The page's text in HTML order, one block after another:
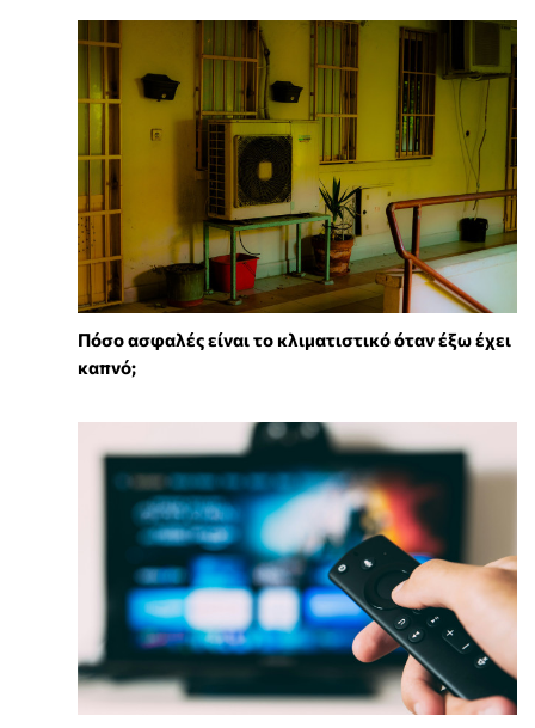
Πόσο ασφαλές είναι το κλιματιστικό όταν έξω έχει
καπνό;